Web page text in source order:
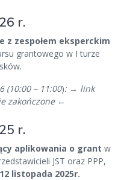
r.
z zespołem eksperckim
grantowego w I turze
(10:00 – 11:00): → link
zakończone ←
r.
aplikowania o grant w
JST oraz PPP,
12 listopada 2025r.